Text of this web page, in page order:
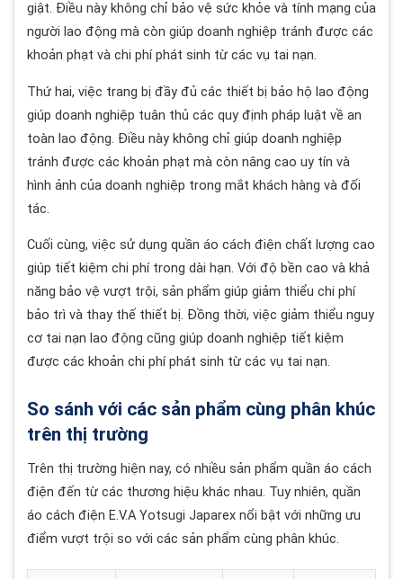
giật. Điều này không chỉ bảo vệ sức khỏe và tính mạng của
người lao động mà còn giúp doanh nghiệp tránh được các
khoản phạt và chi phí phát sinh từ các vụ tai nạn.
Thứ hai, việc trang bị đầy đủ các thiết bị bảo hộ lao động
giúp doanh nghiệp tuân thủ các quy định pháp luật về an
toàn lao động. Điều này không chỉ giúp doanh nghiệp
tránh được các khoản phạt mà còn nâng cao uy tín và
hình ảnh của doanh nghiệp trong mắt khách hàng và đối
tác.
Cuối cùng, việc sử dụng quần áo cách điện chất lượng cao
giúp tiết kiệm chi phí trong dài hạn. Với độ bền cao và khả
năng bảo vệ vượt trội, sản phẩm giúp giảm thiểu chi phí
bảo trì và thay thế thiết bị. Đồng thời, việc giảm thiểu nguy
cơ tai nạn lao động cũng giúp doanh nghiệp tiết kiệm
được các khoản chi phí phát sinh từ các vụ tai nạn.
So sánh với các sản phẩm cùng phân khúc
trên thị trường
Trên thị trường hiện nay, có nhiều sản phẩm quần áo cách
điện đến từ các thương hiệu khác nhau. Tuy nhiên, quần
áo cách điện E.V.A Yotsugi Japarex nổi bật với những ưu
điểm vượt trội so với các sản phẩm cùng phân khúc.